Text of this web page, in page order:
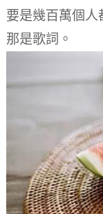
要是幾百萬個人
那是歌詞。